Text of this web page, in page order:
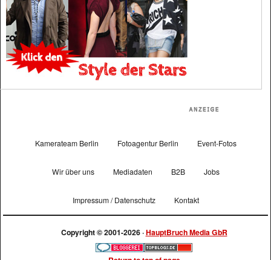
Kamerateam Berlin Fotoagentur Berlin Event-Fotos
Wir über uns Mediadaten B2B Jobs
Impressum / Datenschutz Kontakt
Copyright © 2001-2026 ·HauptBruch Media GbR